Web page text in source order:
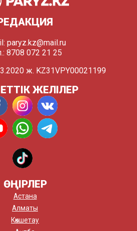
paryz.kz@mail.ru
8708 072 21 25
ж. KZ31VPY00021199
ЖЕЛІЛЕР
ӨҢІРЛЕР
Астана
Алматы
Көкшетау